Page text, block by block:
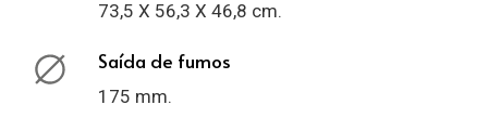
73,5 X 56,3 X 46,8 cm.
Saída de fumos
175 mm.